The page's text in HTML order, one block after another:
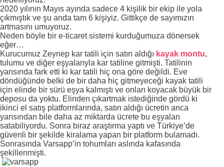
2020 yılının Mayıs ayında sadece 4 kişilik bir ekip ile yola
çıkmıştık ve şu anda tam 6 kişiyiz. Gittikçe de sayımızın
artmasını umuyoruz.
Neden böyle bir e-ticaret sistemi kurduğumuza dönersek
eğer…
Kurucumuz Zeynep kar tatili için satın aldığı kayak montu,
tulumu ve diğer eşyalarıyla kar tatiline gitmişti. Tatilinin
yarısında fark etti ki kar tatili hiç ona göre değildi. Eve
döndüğünde belki de bir daha hiç gitmeyeceği kayak tatili
için elinde bir sürü eşya kalmıştı ve onları koyacak büyük bir
deposu da yoktu. Elinden çıkartmak istediğinde gördü ki
ikinci el satış platformlarında, satın aldığı ücretin anca
yarısından bile daha az miktarda ücrete bu eşyaları
satabiliyordu. Sonra biraz araştırma yaptı ve Türkiye’de
güvenli bir şekilde kiralama yapan bir platform bulamadı.
Sonrasında Varsapp’in tohumları aslında kafasında
şekillenmişti.